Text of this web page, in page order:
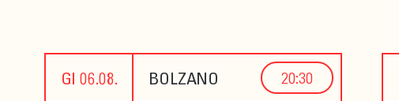
GI 06.08. BOLZANO 20:30